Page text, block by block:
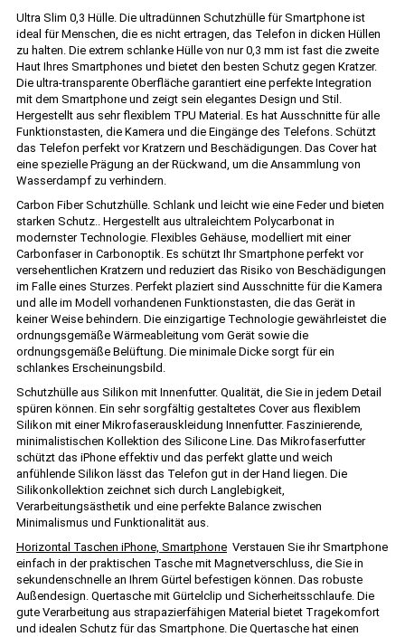
Ultra Slim 0,3 Hülle. Die ultradünnen Schutzhülle für Smartphone ist
ideal für Menschen, die es nicht ertragen, das Telefon in dicken Hüllen
zu halten. Die extrem schlanke Hülle von nur 0,3 mm ist fast die zweite
Haut Ihres Smartphones und bietet den besten Schutz gegen Kratzer.
Die ultra-transparente Oberfläche garantiert eine perfekte Integration
mit dem Smartphone und zeigt sein elegantes Design und Stil.
Hergestellt aus sehr flexiblem TPU Material. Es hat Ausschnitte für alle
Funktionstasten, die Kamera und die Eingänge des Telefons. Schützt
das Telefon perfekt vor Kratzern und Beschädigungen. Das Cover hat
eine spezielle Prägung an der Rückwand, um die Ansammlung von
Wasserdampf zu verhindern.
Carbon Fiber Schutzhülle. Schlank und leicht wie eine Feder und bieten
starken Schutz.. Hergestellt aus ultraleichtem Polycarbonat in
modernster Technologie. Flexibles Gehäuse, modelliert mit einer
Carbonfaser in Carbonoptik. Es schützt Ihr Smartphone perfekt vor
versehentlichen Kratzern und reduziert das Risiko von Beschädigungen
im Falle eines Sturzes. Perfekt plaziert sind Ausschnitte für die Kamera
und alle im Modell vorhandenen Funktionstasten, die das Gerät in
keiner Weise behindern. Die einzigartige Technologie gewährleistet die
ordnungsgemäße Wärmeableitung vom Gerät sowie die
ordnungsgemäße Belüftung. Die minimale Dicke sorgt für ein
schlankes Erscheinungsbild.
Schutzhülle aus Silikon mit Innenfutter. Qualität, die Sie in jedem Detail
spüren können. Ein sehr sorgfältig gestaltetes Cover aus flexiblem
Silikon mit einer Mikrofaserauskleidung Innenfutter. Faszinierende,
minimalistischen Kollektion des Silicone Line. Das Mikrofaserfutter
schützt das iPhone effektiv und das perfekt glatte und weich
anfühlende Silikon lässt das Telefon gut in der Hand liegen. Die
Silikonkollektion zeichnet sich durch Langlebigkeit,
Verarbeitungsästhetik und eine perfekte Balance zwischen
Minimalismus und Funktionalität aus.
Horizontal Taschen iPhone, Smartphone Verstauen Sie ihr Smartphone
einfach in der praktischen Tasche mit Magnetverschluss, die Sie in
sekundenschnelle an Ihrem Gürtel befestigen können. Das robuste
Außendesign. Quertasche mit Gürtelclip und Sicherheitsschlaufe. Die
gute Verarbeitung aus strapazierfähigen Material bietet Tragekomfort
und idealen Schutz für das Smartphone. Die Quertasche hat einen